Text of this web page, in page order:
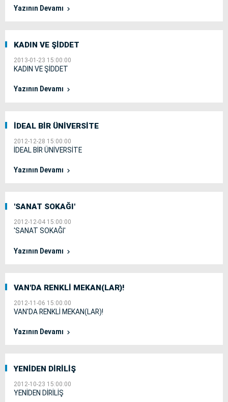
Yazının Devamı
KADIN VE ŞİDDET
2013-01-23 15:00:00
KADIN VE ŞİDDET
Yazının Devamı
İDEAL BİR ÜNİVERSİTE
2012-12-28 15:00:00
İDEAL BİR ÜNİVERSİTE
Yazının Devamı
'SANAT SOKAĞI'
2012-12-04 15:00:00
'SANAT SOKAĞI'
Yazının Devamı
VAN'DA RENKLİ MEKAN(LAR)!
2012-11-06 15:00:00
VAN'DA RENKLİ MEKAN(LAR)!
Yazının Devamı
YENİDEN DİRİLİŞ
2012-10-23 15:00:00
YENİDEN DİRİLİŞ